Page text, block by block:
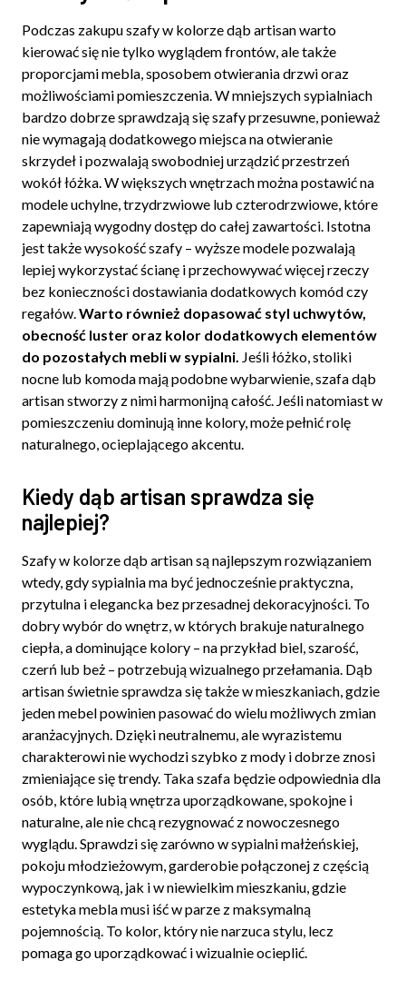
Podczas zakupu szafy w kolorze dąb artisan warto
kierować się nie tylko wyglądem frontów, ale także
proporcjami mebla, sposobem otwierania drzwi oraz
możliwościami pomieszczenia. W mniejszych sypialniach
bardzo dobrze sprawdzają się szafy przesuwne, ponieważ
nie wymagają dodatkowego miejsca na otwieranie
skrzydeł i pozwalają swobodniej urządzić przestrzeń
wokół łóżka. W większych wnętrzach można postawić na
modele uchylne, trzydrzwiowe lub czterodrzwiowe, które
zapewniają wygodny dostęp do całej zawartości. Istotna
jest także wysokość szafy – wyższe modele pozwalają
lepiej wykorzystać ścianę i przechowywać więcej rzeczy
bez konieczności dostawiania dodatkowych komód czy
regałów. Warto również dopasować styl uchwytów,
obecność luster oraz kolor dodatkowych elementów
do pozostałych mebli w sypialni. Jeśli łóżko, stoliki
nocne lub komoda mają podobne wybarwienie, szafa dąb
artisan stworzy z nimi harmonijną całość. Jeśli natomiast w
pomieszczeniu dominują inne kolory, może pełnić rolę
naturalnego, ocieplającego akcentu.
Kiedy dąb artisan sprawdza się
najlepiej?
Szafy w kolorze dąb artisan są najlepszym rozwiązaniem
wtedy, gdy sypialnia ma być jednocześnie praktyczna,
przytulna i elegancka bez przesadnej dekoracyjności. To
dobry wybór do wnętrz, w których brakuje naturalnego
ciepła, a dominujące kolory – na przykład biel, szarość,
czerń lub beż – potrzebują wizualnego przełamania. Dąb
artisan świetnie sprawdza się także w mieszkaniach, gdzie
jeden mebel powinien pasować do wielu możliwych zmian
aranżacyjnych. Dzięki neutralnemu, ale wyrazistemu
charakterowi nie wychodzi szybko z mody i dobrze znosi
zmieniające się trendy. Taka szafa będzie odpowiednia dla
osób, które lubią wnętrza uporządkowane, spokojne i
naturalne, ale nie chcą rezygnować z nowoczesnego
wyglądu. Sprawdzi się zarówno w sypialni małżeńskiej,
pokoju młodzieżowym, garderobie połączonej z częścią
wypoczynkową, jak i w niewielkim mieszkaniu, gdzie
estetyka mebla musi iść w parze z maksymalną
pojemnością. To kolor, który nie narzuca stylu, lecz
pomaga go uporządkować i wizualnie ocieplić.